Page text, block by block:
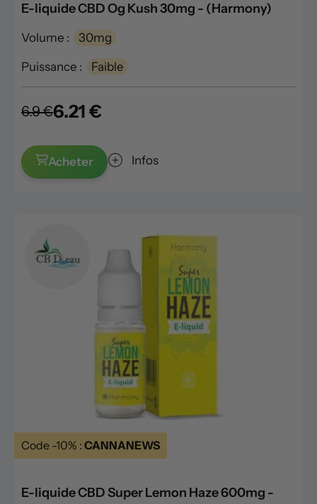
E-liquide CBD Og Kush 30mg - (Harmony)
Volume : 30mg
Puissance : Faible
6.9 €6.21 €
Acheter Infos
Code -10% : CANNANEWS
E-liquide CBD Super Lemon Haze 600mg -